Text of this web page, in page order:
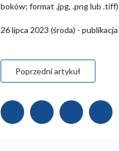
boków; format .jpg, .png lub
26 lipca 2023 (środa) -
Poprzedni artykuł